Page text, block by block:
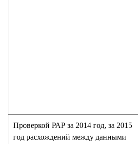
Проверкой РАР за 2014 год, за 2015
год расхождений между данными